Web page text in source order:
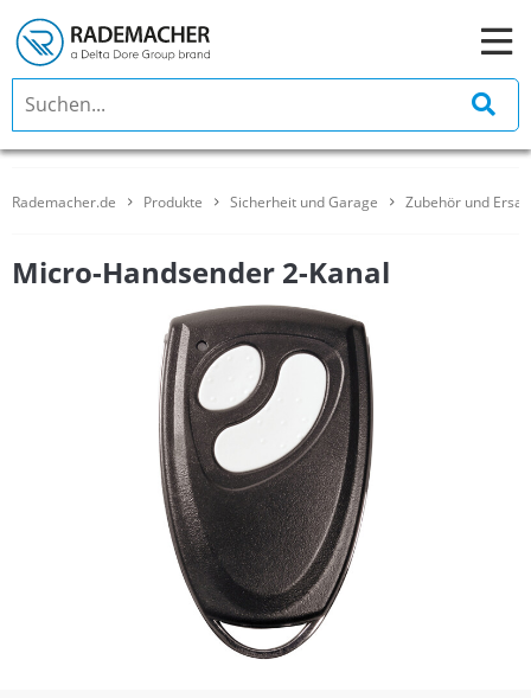
Rademacher.de Produkte Sicherheit und Garage Zubehör und
Micro-Handsender 2-Kanal